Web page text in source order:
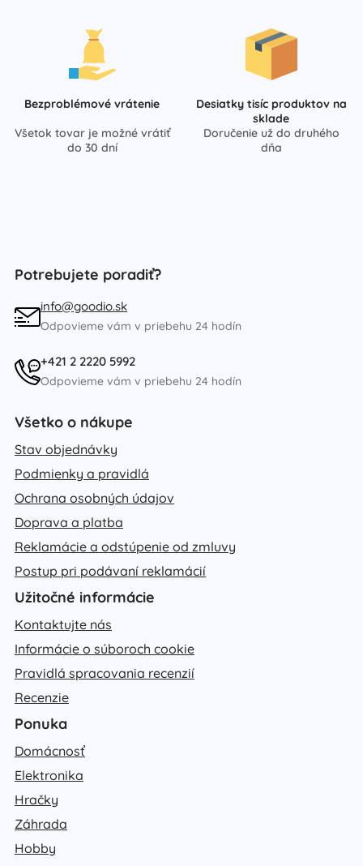
Bezproblémové vrátenie
Všetok tovar je možné vrátiť
do 30 dní
Desiatky tisíc produktov na
sklade
Doručenie už do druhého
dňa
Potrebujete poradiť?
info@goodio.sk
Odpovieme vám v priebehu 24 hodín
+421 2 2220 5992
Odpovieme vám v priebehu 24 hodín
Všetko o nákupe
Stav objednávky
Podmienky a pravidlá
Ochrana osobných údajov
Doprava a platba
Reklamácie a odstúpenie od zmluvy
Postup pri podávaní reklamácií
Užitočné informácie
Kontaktujte nás
Informácie o súboroch cookie
Pravidlá spracovania recenzií
Recenzie
Ponuka
Domácnosť
Elektronika
Hračky
Záhrada
Hobby